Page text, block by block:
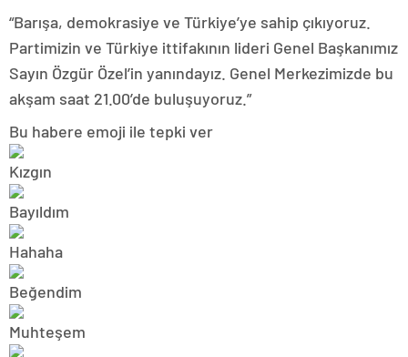
“Barışa, demokrasiye ve Türkiye’ye sahip çıkıyoruz.
Partimizin ve Türkiye ittifakının lideri Genel Başkanımız
Sayın Özgür Özel’in yanındayız. Genel Merkezimizde bu
akşam saat 21.00’de buluşuyoruz.”
Bu habere emoji ile tepki ver